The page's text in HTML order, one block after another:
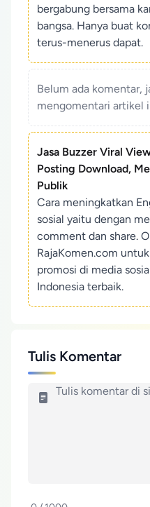
bergabung bersama
bangsa. Hanya buat
terus-menerus dapat.
Belum ada komentar,
mengomentari artikel
Jasa Buzzer Viral
Posting Download,
Publik
Cara meningkatkan
sosial yaitu dengan
comment dan share.
RajaKomen.com
promosi di media
Indonesia terbaik.
Tulis Komentar